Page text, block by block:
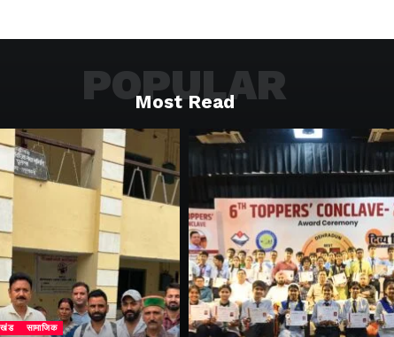
Most Read
POPULAR
सामाजिक